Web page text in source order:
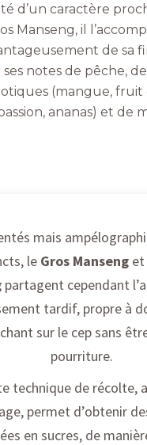
d’un caractère
Manseng, il
de sa
ses notes de pêche,
(mangue, fruit
ananas) et de
mais
le Gros Manseng
partagent cependant
tardif, propre à
sur le cep sans
pourriture.
technique de récolte,
permet d’obtenir
en sucres, de